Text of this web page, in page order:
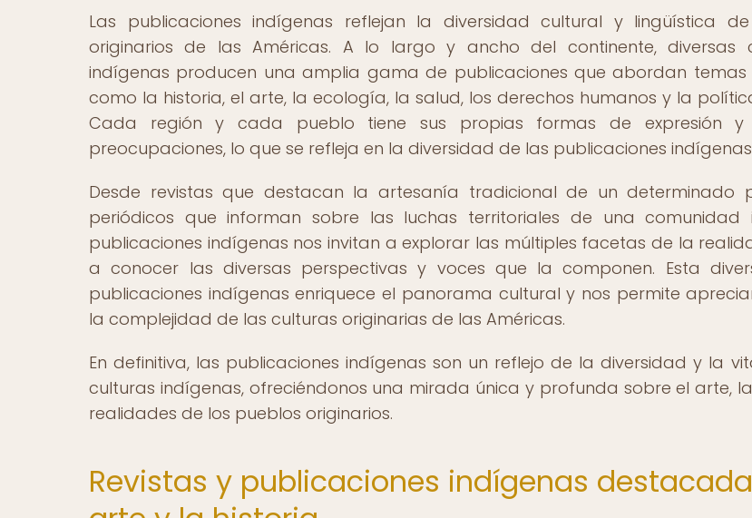
Las publicaciones indígenas reflejan la diversidad cultural y lingüística
originarios de las Américas. A lo largo y ancho del continente, diversas
indígenas producen una amplia gama de publicaciones que abordan
como la historia, el arte, la ecología, la salud, los derechos humanos y la
Cada región y cada pueblo tiene sus propias formas de expresión y
preocupaciones, lo que se refleja en la diversidad de las publicaciones
Desde revistas que destacan la artesanía tradicional de un determinado
periódicos que informan sobre las luchas territoriales de una comunidad
publicaciones indígenas nos invitan a explorar las múltiples facetas de la
a conocer las diversas perspectivas y voces que la componen. Esta
publicaciones indígenas enriquece el panorama cultural y nos permite
la complejidad de las culturas originarias de las Américas.
En definitiva, las publicaciones indígenas son un reflejo de la diversidad y la
culturas indígenas, ofreciéndonos una mirada única y profunda sobre el arte,
realidades de los pueblos originarios.
Revistas y publicaciones indígenas